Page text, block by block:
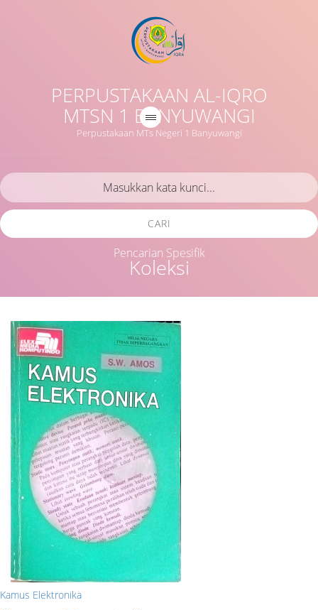
PERPUSTAKAAN AL-IQRO
MTSN 1 BANYUWANGI
Perpustakaan MTs Negeri 1 Banyuwangi
Koleksi
CARI
Pencarian Spesifik
Kamus Elektronika